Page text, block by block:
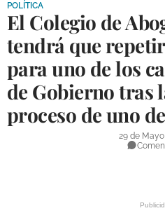
DEPORTES
COMPETICIONES
DEPORTE BASE
OPINIÓN
POLÍTICA
El Colegio de
tendrá que
para uno de los
de Gobierno tras
proceso de uno
29 de Mayo